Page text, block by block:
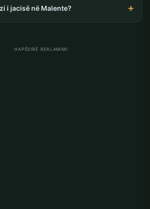
i jacisë në Malente?
HAPËSIRË REKLAMIMI